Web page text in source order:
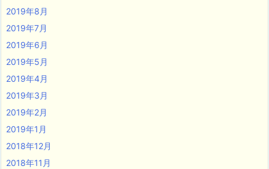
2019年8月
2019年7月
2019年6月
2019年5月
2019年4月
2019年3月
2019年2月
2019年1月
2018年12月
2018年11月